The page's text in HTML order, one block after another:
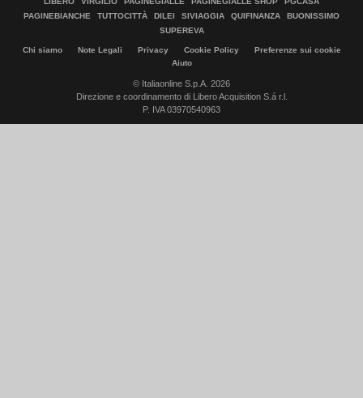
PAGINEBIANCHE
TUTTOCITTÀ DILEI SIVIAGGIA QUIFINANZA
BUONISSIMO
SUPEREVA
Chi siamo Note Legali Privacy Cookie Policy
Preferenze sui cookie
Aiuto
© Italiaonline S.p.A. 2026
Direzione e coordinamento di Libero Acquisition S.á r.l.
P. IVA 03970540963